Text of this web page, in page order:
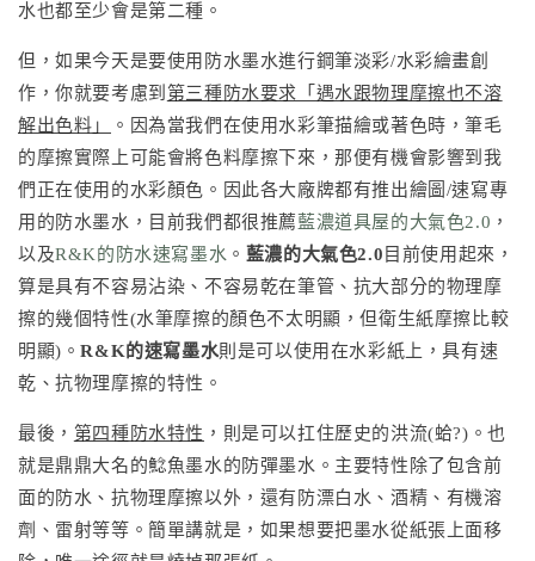
水也都至少會是第二種。
但，如果今天是要使用防水墨水進行鋼筆淡彩/水彩繪畫創
作，你就要考慮到 第三種防水要求「遇水跟物理摩擦也不溶
解出色料」
。因為當我們在使用水彩筆描繪或著色時，筆毛
的摩擦實際上可能會將色料摩擦下來，那便有機會影響到我
們正在使用的水彩顏色。因此各大廠牌都有推出繪圖/速寫專
用的防水墨水，目前我們都很推薦藍濃道具屋的大氣色2.0 ，
以及R&K的防水速寫墨水 。 藍濃的大氣色2.0 目前使用起來，
算是具有不容易沾染、不容易乾在筆管、抗大部分的物理摩
擦的幾個特性(水筆摩擦的顏色不太明顯，但衛生紙摩擦比較
明顯)。R&K的速寫墨水則是可以使用在水彩紙上，具有速
乾、抗物理摩擦的特性。
最後， 第四種防水特性 ，則是可以扛住歷史的洪流(蛤?)。也
就是鼎鼎大名的鯰魚墨水的防彈墨水。主要特性除了包含前
面的防水、抗物理摩擦以外，還有防漂白水、酒精、有機溶
劑、雷射等等。簡單講就是，如果想要把墨水從紙張上面移